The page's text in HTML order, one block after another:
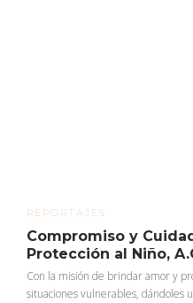
REPORTAJES
Compromiso y
Protección al Niño,
Con la misión de brindar amor y
situaciones vulnerables, dándoles